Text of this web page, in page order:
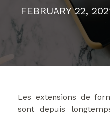
FEBRUARY 22,
Les extensions de
sont depuis